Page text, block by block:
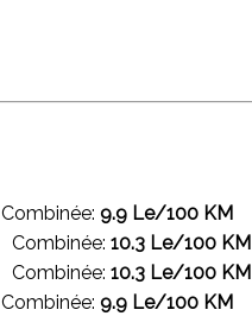
Combinée: 9.9 Le/100 KM
Combinée: 10.3 Le/100 KM
Combinée: 10.3 Le/100 KM
Combinée: 9.9 Le/100 KM